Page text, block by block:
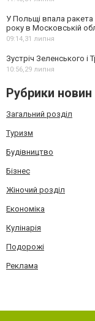
У Польщі впала ракета
року в Московській
09:14, 31 липня
Зустріч Зеленського і
10:56, 29 липня
Рубрики новин
Загальний розділ
Туризм
Будівництво
Бізнес
Жіночий розділ
Економіка
Кулінарія
Подорожі
Реклама